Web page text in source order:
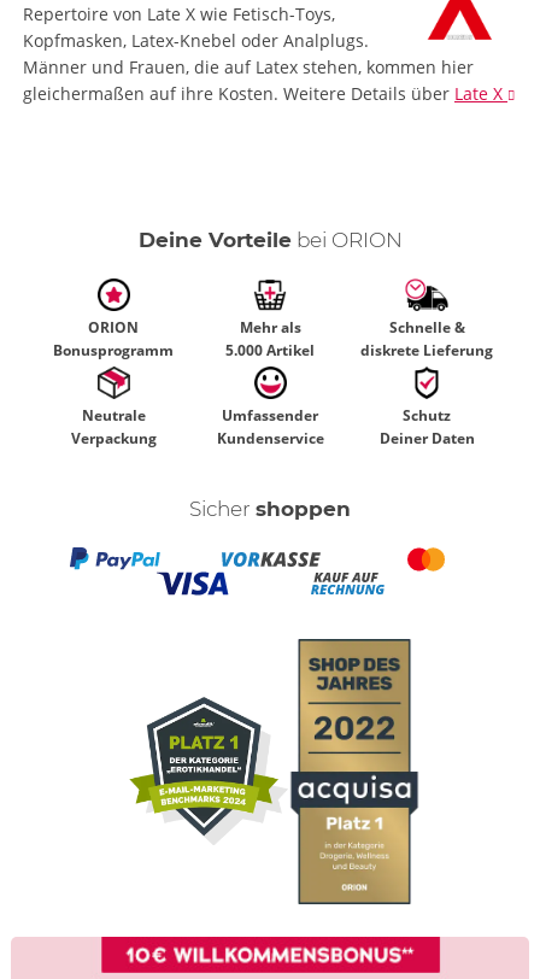
Repertoire von Late X wie Fetisch-Toys,
Kopfmasken, Latex-Knebel oder Analplugs.
Männer und Frauen, die auf Latex stehen, kommen hier
gleichermaßen auf ihre Kosten. Weitere Details über Late X
Deine Vorteilebei ORION
ORION
Bonusprogramm
Mehr als
5.000 Artikel
Schnelle &
diskrete Lieferung
Neutrale
Verpackung
Umfassender
Kundenservice
Schutz
Deiner Daten
Sicher shoppen